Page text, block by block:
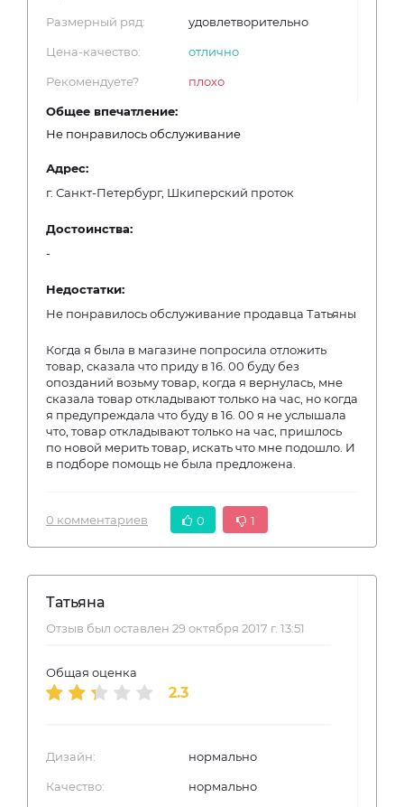
Размерный ряд: удовлетворительно
Цена-качество: отлично
Рекомендуете? плохо
Общее впечатление:
Не понравилось обслуживание
Адрес:
г. Санкт-Петербург, Шкиперский проток
Достоинства:
-
Недостатки:
Не понравилось обслуживание продавца Татьяны
Когда я была в магазине попросила отложить
товар, сказала что приду в 16. 00 буду без
опозданий возьму товар, когда я вернулась, мне
сказала товар откладывают только на час, но когда
я предупреждала что буду в 16. 00 я не услышала
что, товар откладывают только на час, пришлось
по новой мерить товар, искать что мне подошло. И
в подборе помощь не была предложена.
0 комментариев 0 1
Татьяна
Отзыв был оставлен 29 октября 2017 г. 13:51
Общая оценка
2.3
Дизайн: нормально
Качество: нормально